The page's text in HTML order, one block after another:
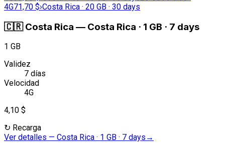
4G71,70 $›Costa Rica · 20 GB · 30 days
🇨🇷 Costa Rica — Costa Rica · 1 GB · 7 days
1 GB
Validez
7 días
Velocidad
4G
4,10 $
↻ Recarga
Ver detalles — Costa Rica · 1 GB · 7 days →